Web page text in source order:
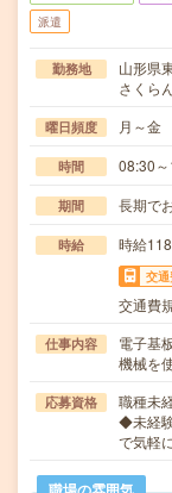
派遣
勤務地
山形県
さくら
曜日頻度 月～金
時間 08:30
期間 長期で
時給 時給
交
交通費
仕事内容
電子基
機械を
応募資格
職種未
◆未経
で気軽